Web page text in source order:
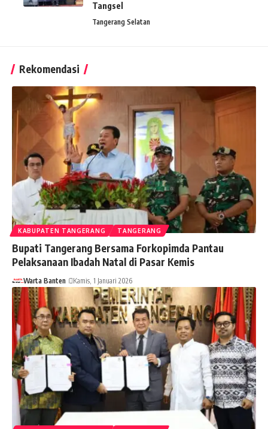
Tangsel
Tangerang Selatan
Rekomendasi
KABUPATEN TANGERANG TANGERANG
Bupati Tangerang Bersama Forkopimda Pantau
Pelaksanaan Ibadah Natal di Pasar Kemis
Warta Banten Kamis, 1 Januari 2026